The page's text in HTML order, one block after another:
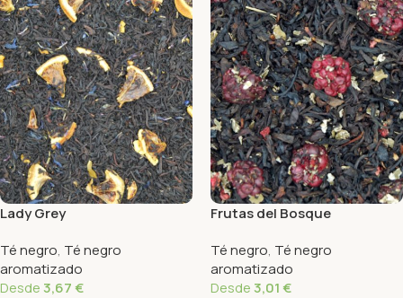
Lady Grey
Té negro, Té negro
aromatizado
Desde3,67€
Frutas del Bosque
Té negro, Té negro
aromatizado
Desde3,01€